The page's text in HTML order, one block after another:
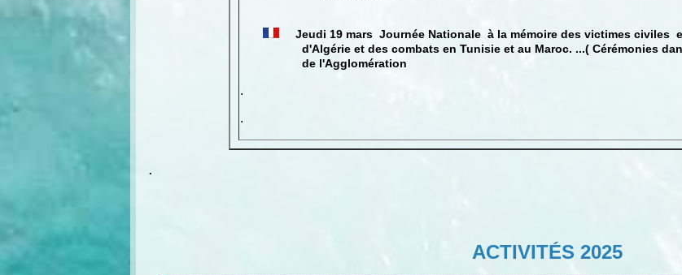
Jeudi 19 mars Journée Nationale à la mémoire des victimes civiles
d'Algérie et des combats en Tunisie et au Maroc. ...( Cérémonies
de l'Agglomération
.
.
.
ACTIVITÉS 2025